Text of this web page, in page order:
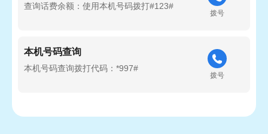
查询话费余额：使用本机号码拨打#123#
拨号
本机号码查询
本机号码查询拨打代码：*997#
拨号